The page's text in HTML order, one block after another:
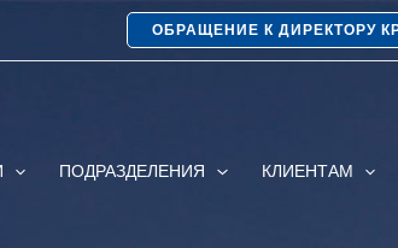
ОБРАЩЕНИЕ К ДИРЕКТОРУ
ПОДРАЗДЕЛЕНИЯ КЛИЕНТАМ